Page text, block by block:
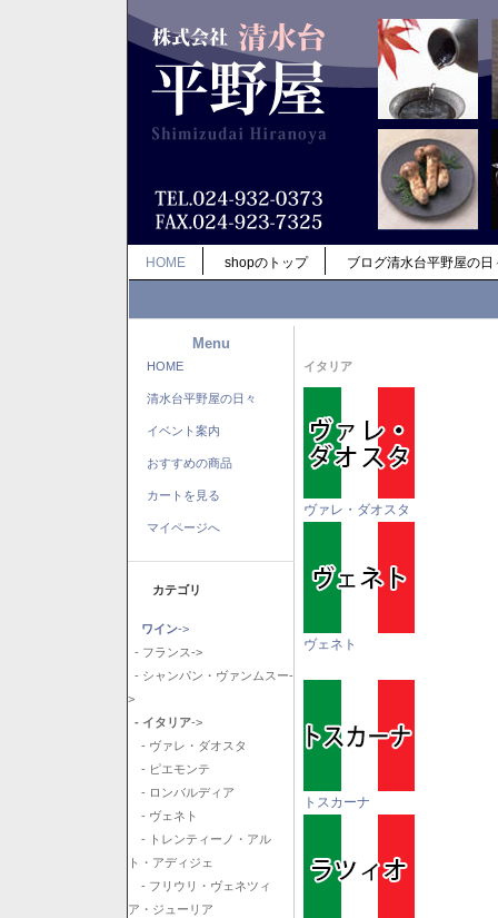
HOME shopのトップ ブログ清水台平野屋の日
Menu
HOME
清水台平野屋の日々
イベント案内
おすすめの商品
カートを見る
マイページへ
カテゴリ
ワイン->
- フランス->
- シャンパン・ヴァンムスー-
>
- イタリア->
- ヴァレ・ダオスタ
- ピエモンテ
- ロンバルディア
- ヴェネト
- トレンティーノ・アル
ト・アディジェ
- フリウリ・ヴェネツィ
ア・ジューリア
イタリア
ヴァレ・ダオスタ
ヴェネト
トスカーナ